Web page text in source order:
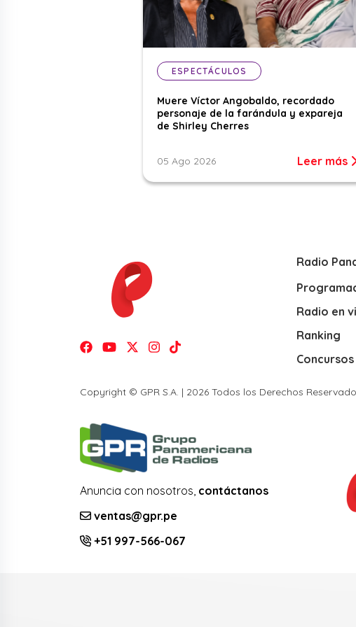
ESPECTÁCULOS
Muere Víctor Angobaldo, recordado
personaje de la farándula y expareja
de Shirley Cherres
05 Ago 2026 Leer más
Radio
Radio en
Ranking
Concursos
Copyright © GPR S.A. | 2026 Todos los Derechos
Anuncia con nosotros, contáctanos
ventas@gpr.pe
+51 997-566-067